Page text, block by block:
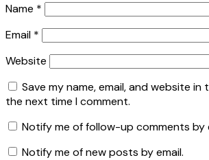
Name *
Email *
Website
Save my name, email, and website
the next time I comment.
Notify me of follow-up comments by
Notify me of new posts by email.